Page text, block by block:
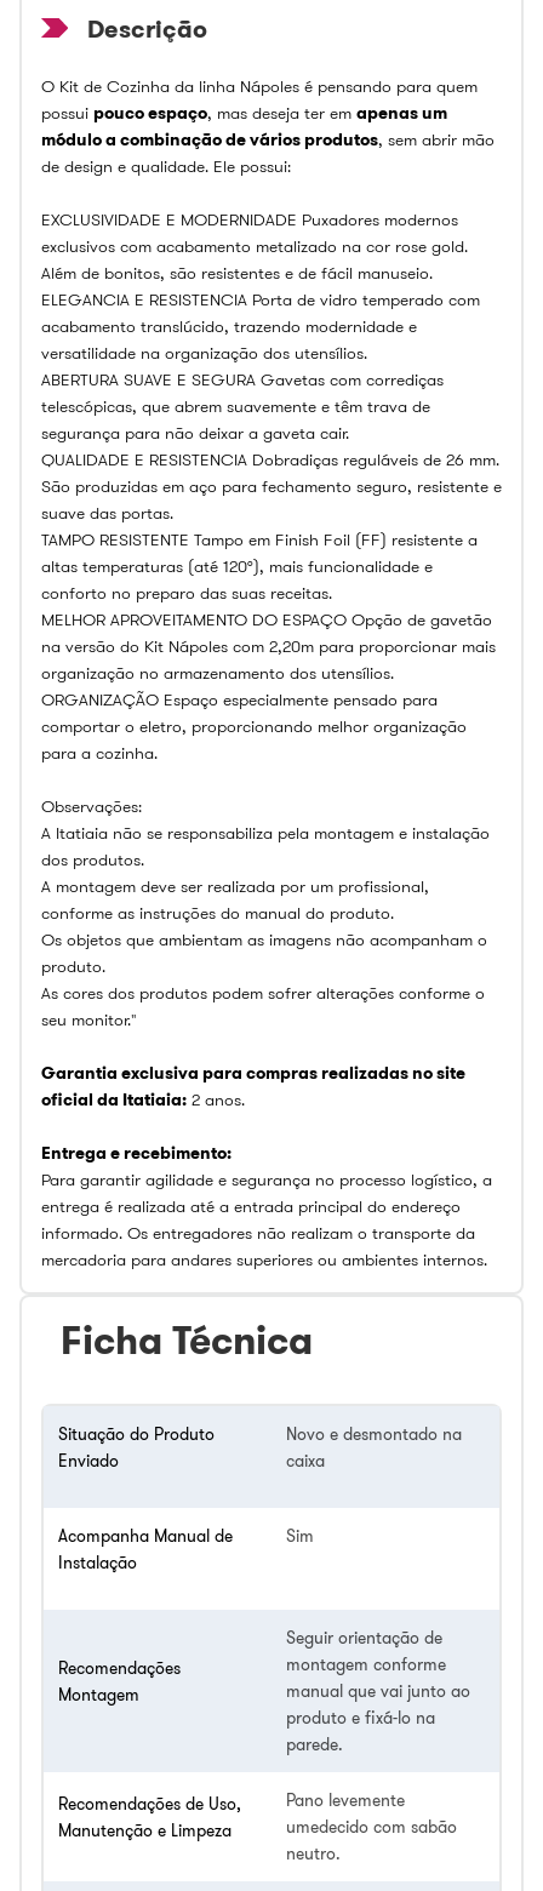
O Kit de Cozinha da linha Nápoles é pensando para quem
possui pouco espaço, mas deseja ter em apenas um
módulo a combinação de vários produtos, sem abrir mão
de design e qualidade. Ele possui:
EXCLUSIVIDADE E MODERNIDADE Puxadores modernos
exclusivos com acabamento metalizado na cor rose gold.
Além de bonitos, são resistentes e de fácil manuseio.
ELEGANCIA E RESISTENCIA Porta de vidro temperado com
acabamento translúcido, trazendo modernidade e
versatilidade na organização dos utensílios.
ABERTURA SUAVE E SEGURA Gavetas com corrediças
telescópicas, que abrem suavemente e têm trava de
segurança para não deixar a gaveta cair.
QUALIDADE E RESISTENCIA Dobradiças reguláveis de 26 mm.
São produzidas em aço para fechamento seguro, resistente e
suave das portas.
TAMPO RESISTENTE Tampo em Finish Foil (FF) resistente a
altas temperaturas (até 120°), mais funcionalidade e
conforto no preparo das suas receitas.
MELHOR APROVEITAMENTO DO ESPAÇO Opção de gavetão
na versão do Kit Nápoles com 2,20m para proporcionar mais
organização no armazenamento dos utensílios.
ORGANIZAÇÃO Espaço especialmente pensado para
comportar o eletro, proporcionando melhor organização
para a cozinha.
Observações:
A Itatiaia não se responsabiliza pela montagem e instalação
dos produtos.
A montagem deve ser realizada por um profissional,
conforme as instruções do manual do produto.
Os objetos que ambientam as imagens não acompanham o
produto.
As cores dos produtos podem sofrer alterações conforme o
seu monitor."
Garantia exclusiva para compras realizadas no site
oficial da Itatiaia: 2 anos.
Entrega e recebimento:
Para garantir agilidade e segurança no processo logístico, a
entrega é realizada até a entrada principal do endereço
informado. Os entregadores não realizam o transporte da
mercadoria para andares superiores ou ambientes internos.
Ficha Técnica
Situação do Produto
Enviado
Novo e desmontado na
caixa
Acompanha Manual de
Instalação
Sim
Recomendações
Montagem
Seguir orientação de
montagem conforme
manual que vai junto ao
produto e fixá-lo na
parede.
Recomendações de Uso,
Manutenção e Limpeza
Pano levemente
umedecido com sabão
neutro.